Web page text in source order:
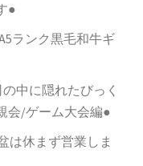
●
ランク黒毛和牛ギ
中に隠れたびっく
会/ゲーム大会編●
は休まず営業しま